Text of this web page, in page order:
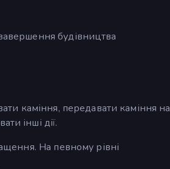
будівництва
каміння, передавати каміння на
інші дії.
На певному рівні